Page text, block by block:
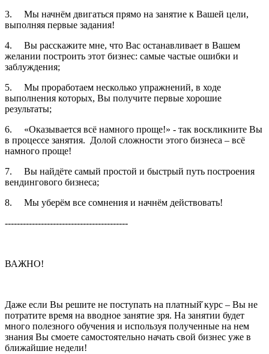
3. Мы начнём двигаться прямо на занятие к Вашей цели,
выполняя первые задания!
4. Вы расскажите мне, что Вас останавливает в Вашем
желании построить этот бизнес: самые частые ошибки и
заблуждения;
5. Мы проработаем несколько упражнений, в ходе
выполнения которых, Вы получите первые хорошие
результаты;
6. «Оказывается всё намного проще!» - так воскликните Вы
в процессе занятия. Долой сложности этого бизнеса – всё
намного проще!
7. Вы найдёте самый простой и быстрый путь построения
вендингового бизнеса;
8. Мы уберём все сомнения и начнём действовать!
-----------------------------------------
ВАЖНО!
Даже если Вы решите не поступать на платный̆ курс – Вы не
потратите время на вводное занятие зря. На занятии будет
много полезного обучения и используя полученные на нем
знания Вы смоете самостоятельно начать свой бизнес уже в
ближайшие недели!